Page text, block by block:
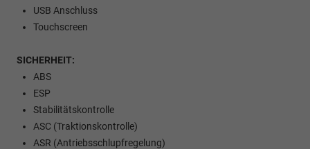
USB Anschluss
Touchscreen
SICHERHEIT:
ABS
ESP
Stabilitätskontrolle
ASC (Traktionskontrolle)
ASR (Antriebsschlupfregelung)